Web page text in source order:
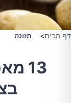
דף הבית> תזונה
13